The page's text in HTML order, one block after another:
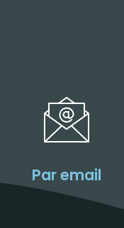
Par email